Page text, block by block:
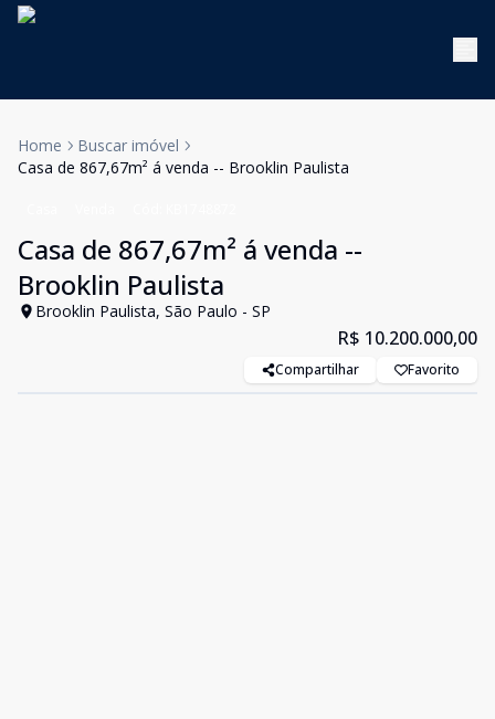
Home
Buscar imóvel
Casa de 867,67m² á venda -- Brooklin Paulista
Casa de 867,67m² á venda --
Brooklin Paulista
Brooklin Paulista, São Paulo - SP
R$ 10.200.000,00
Compartilhar Favorito